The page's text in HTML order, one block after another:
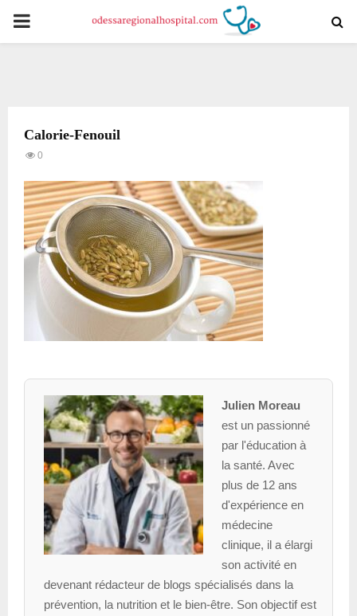
PRIMARY
Calorie-Fenouil
0
Julien Moreau
est un passionné
par l'éducation à
la santé. Avec
plus de 12 ans
d'expérience en
médecine
clinique, il a élargi
son activité en
devenant rédacteur de blogs spécialisés dans la
prévention, la nutrition et le bien-être. Son objectif est